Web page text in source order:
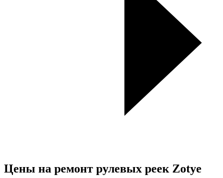
Цены на ремонт рулевых реек Zotye